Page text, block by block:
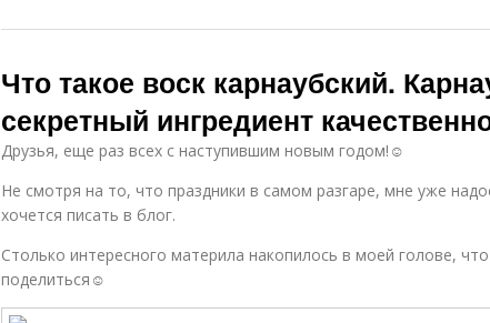
Что такое воск карнаубский.
секретный ингредиент
Друзья, еще раз всех с наступившим новым годом!☺
Не смотря на то, что праздники в самом разгаре, мне уже
хочется писать в блог.
Столько интересного материла накопилось в моей голове,
поделиться☺